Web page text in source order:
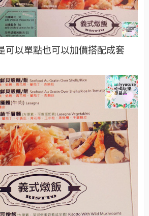
可以單點也可以加價搭配成套